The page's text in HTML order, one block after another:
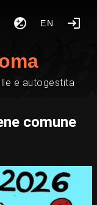
EN
e autogestita
comune